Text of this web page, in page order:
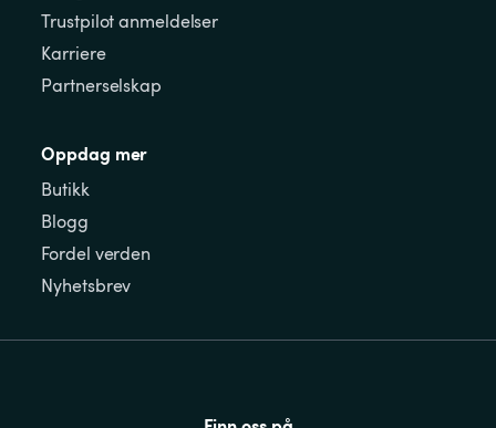
Trustpilot anmeldelser
Karriere
Partnerselskap
Oppdag mer
Butikk
Blogg
Fordel verden
Nyhetsbrev